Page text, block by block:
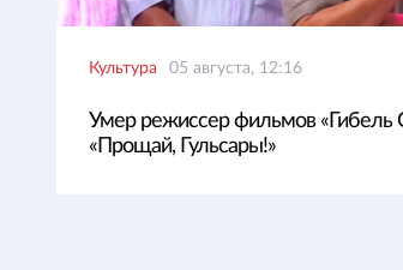
Культура 05 августа, 12:16
Умер режиссер фильмов «Гибель
«Прощай, Гульсары!»